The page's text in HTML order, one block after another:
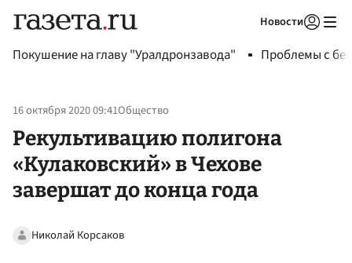
Новости
Покушение на главу "Уралдронзавода" Проблемы с
16 октября 2020 09:41Общество
Рекультивацию полигона
«Кулаковский» в Чехове
завершат до конца года
Николай Корсаков